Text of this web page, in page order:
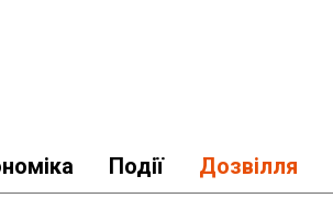
Події Дозвілля